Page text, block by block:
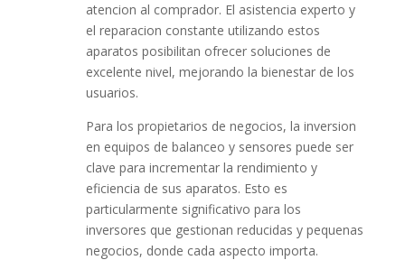
atencion al comprador. El asistencia experto y
el reparacion constante utilizando estos
aparatos posibilitan ofrecer soluciones de
excelente nivel, mejorando la bienestar de los
usuarios.
Para los propietarios de negocios, la inversion
en equipos de balanceo y sensores puede ser
clave para incrementar la rendimiento y
eficiencia de sus aparatos. Esto es
particularmente significativo para los
inversores que gestionan reducidas y pequenas
negocios, donde cada aspecto importa.